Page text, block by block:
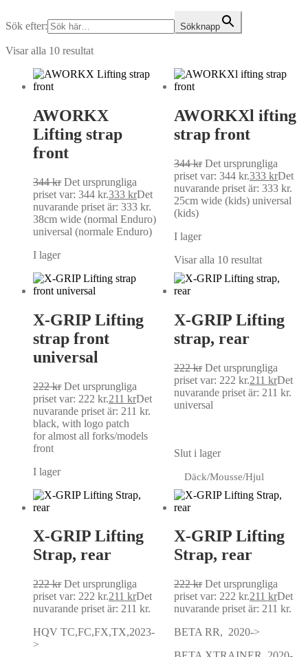
Sök efter: Sökknapp
Visar alla 10 resultat
AWORKX
Lifting strap
front
344kr Det ursprungliga
priset var: 344 kr.333 krDet
nuvarande priset är: 333 kr.
38cm wide (normal Enduro)
universal (normale Enduro)
I lager
AWORKXl ifting
strap front
344kr Det ursprungliga
priset var: 344 kr.333 krDet
nuvarande priset är: 333 kr.
25cm wide (kids) universal
(kids)
I lager
X-GRIP Lifting
strap front
universal
222kr Det ursprungliga
priset var: 222 kr.211 krDet
nuvarande priset är: 211 kr.
black, with logo patch
for almost all forks/models
front
I lager
X-GRIP Lifting
strap, rear
222kr Det ursprungliga
priset var: 222 kr.211 krDet
nuvarande priset är: 211 kr.
universal
Slut i lager
X-GRIP Lifting
Strap, rear
222kr Det ursprungliga
priset var: 222 kr.211 krDet
nuvarande priset är: 211 kr.
HQV TC,FC,FX,TX,2023-
>
X-GRIP Lifting
Strap, rear
222kr Det ursprungliga
priset var: 222 kr.211 krDet
nuvarande priset är: 211 kr.
BETA RR, 2020->
Visar alla 10 resultat
Däck/Mousse/Hjul